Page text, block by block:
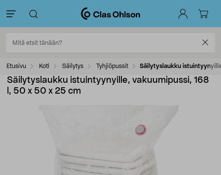
Etusivu Koti Säilytys Tyhjiöpussit Säilytyslaukku
Säilytyslaukku istuintyynyille, vakuumipussi, 168
l, 50 x 50 x 25 cm